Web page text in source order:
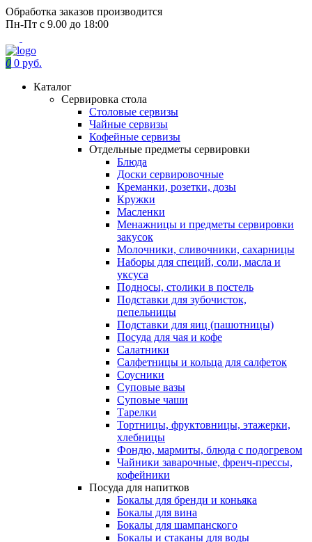
Обработка заказов производится
Пн-Пт с 9.00 до 18:00
0 0 руб.
Каталог
Сервировка стола
Столовые сервизы
Чайные сервизы
Кофейные сервизы
Отдельные предметы сервировки
Блюда
Доски сервировочные
Креманки, розетки, дозы
Кружки
Масленки
Менажницы и предметы сервировки
закусок
Молочники, сливочники, сахарницы
Наборы для специй, соли, масла и
уксуса
Подносы, столики в постель
Подставки для зубочисток,
пепельницы
Подставки для яиц (пашотницы)
Посуда для чая и кофе
Салатники
Салфетницы и кольца для салфеток
Соусники
Суповые вазы
Суповые чаши
Тарелки
Тортницы, фруктовницы, этажерки,
хлебницы
Фондю, мармиты, блюда с подогревом
Чайники заварочные, френч-прессы,
кофейники
Посуда для напитков
Бокалы для бренди и коньяка
Бокалы для вина
Бокалы для шампанского
Бокалы и стаканы для воды